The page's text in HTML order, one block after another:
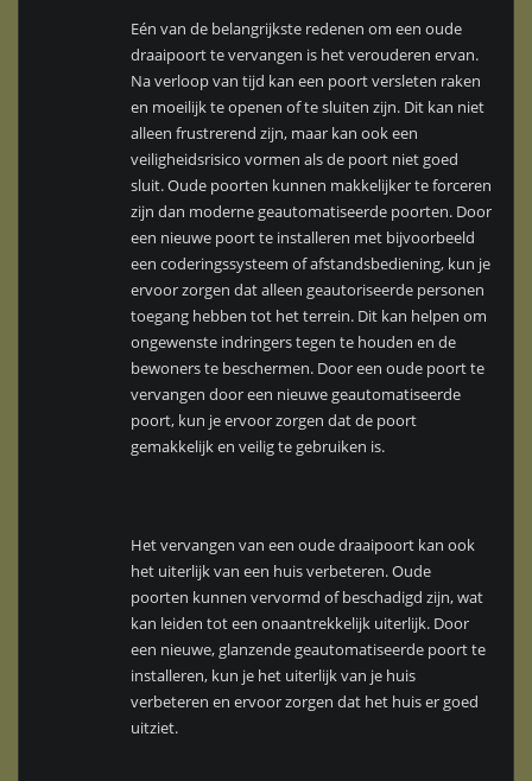
Eén van de belangrijkste redenen om een oude
draaipoort te vervangen is het verouderen ervan.
Na verloop van tijd kan een poort versleten raken
en moeilijk te openen of te sluiten zijn. Dit kan niet
alleen frustrerend zijn, maar kan ook een
veiligheidsrisico vormen als de poort niet goed
sluit. Oude poorten kunnen makkelijker te forceren
zijn dan moderne geautomatiseerde poorten. Door
een nieuwe poort te installeren met bijvoorbeeld
een coderingssysteem of afstandsbediening, kun je
ervoor zorgen dat alleen geautoriseerde personen
toegang hebben tot het terrein. Dit kan helpen om
ongewenste indringers tegen te houden en de
bewoners te beschermen. Door een oude poort te
vervangen door een nieuwe geautomatiseerde
poort, kun je ervoor zorgen dat de poort
gemakkelijk en veilig te gebruiken is.
Het vervangen van een oude draaipoort kan ook
het uiterlijk van een huis verbeteren. Oude
poorten kunnen vervormd of beschadigd zijn, wat
kan leiden tot een onaantrekkelijk uiterlijk. Door
een nieuwe, glanzende geautomatiseerde poort te
installeren, kun je het uiterlijk van je huis
verbeteren en ervoor zorgen dat het huis er goed
uitziet.